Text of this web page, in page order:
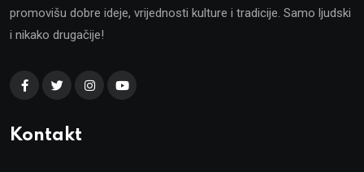
promovišu dobre ideje, vrijednosti kulture i tradicije. Samo ljudski
i nikako drugačije!
Kontakt